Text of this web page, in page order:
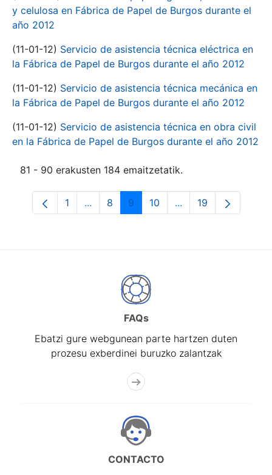
y celulosa en Fábrica de Papel de Burgos durante el
año 2012
(11-01-12) Servicio de asistencia técnica eléctrica en
la Fábrica de Papel de Burgos durante el año 2012
(11-01-12) Servicio de asistencia técnica mecánica en
la Fábrica de Papel de Burgos durante el año 2012
(11-01-12) Servicio de asistencia técnica en obra civil
en la Fábrica de Papel de Burgos durante el año 2012
81 - 90 erakusten 184 emaitzetatik.
Orrialdea
1 ...Intermediate Pages Use TAB to
Orrialdea
8 Orrialdea
9 Orrialdea
10 ...Intermediate Pages
Orrialdea
19
FAQs
Ebatzi gure webgunean parte hartzen duten
prozesu exberdinei buruzko zalantzak
CONTACTO